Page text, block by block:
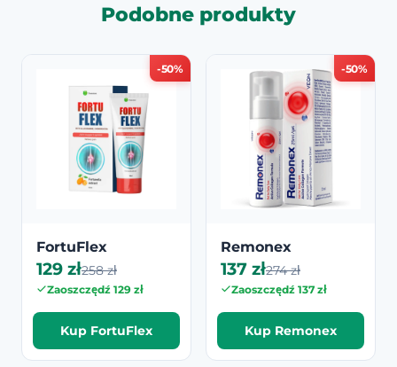
Podobne produkty
-50%
FortuFlex
129 zł258 zł
Zaoszczędź 129 zł
Kup FortuFlex
-50%
Remonex
137 zł274 zł
Zaoszczędź 137 zł
Kup Remonex